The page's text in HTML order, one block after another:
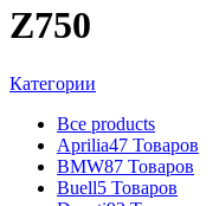
Z750
Категории
Все products
Aprilia47 Товаров
BMW87 Товаров
Buell5 Товаров